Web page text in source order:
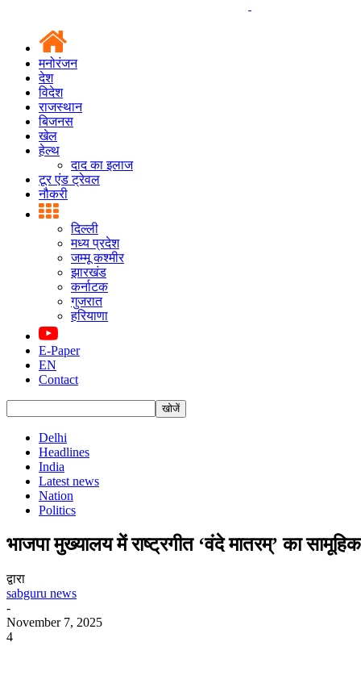
मनोरंजन
देश
विदेश
राजस्थान
बिजनस
खेल
हेल्थ
दाद का इलाज
टूर एंड ट्रेवल
नौकरी
दिल्ली
मध्य प्रदेश
जम्मू कश्मीर
झारखंड
कर्नाटक
गुजरात
हरियाणा
E-Paper
EN
Contact
Delhi
Headlines
India
Latest news
Nation
Politics
भाजपा मुख्यालय में राष्ट्रगीत ‘वंदे मातरम्’ का
द्वारा
sabguru news
-
November 7, 2025
4